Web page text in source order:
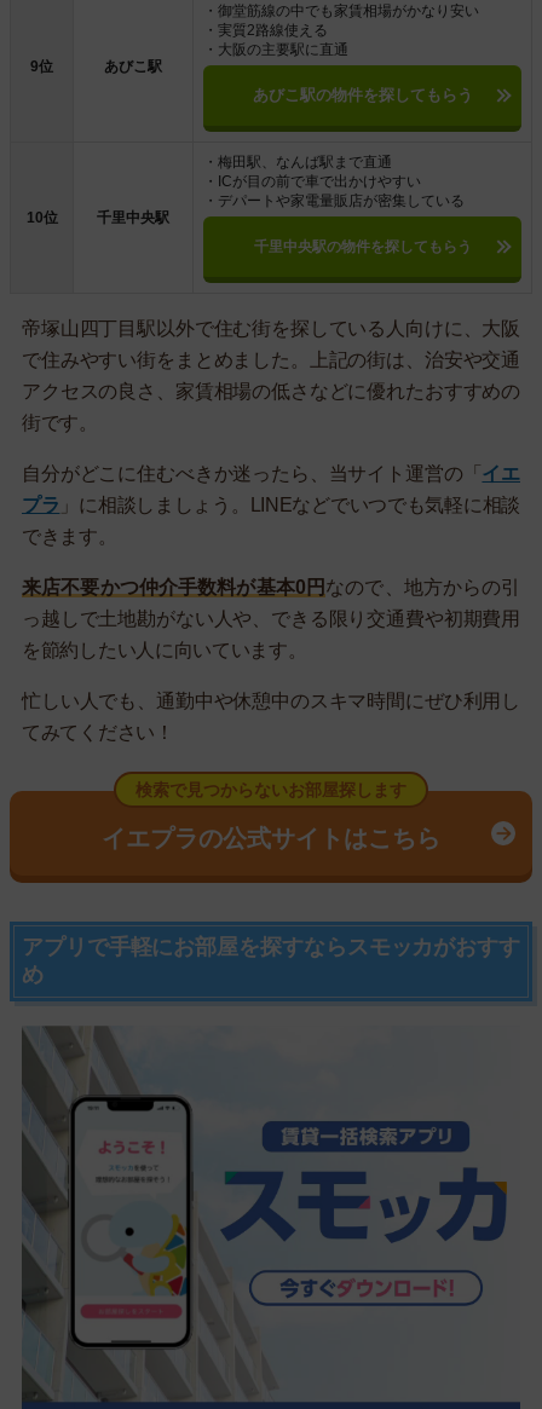
9位 あびこ駅
・御堂筋線の中でも家賃相場がかなり安い
・実質2路線使える
・大阪の主要駅に直通
あびこ駅の物件を探してもらう
10位 千里中央駅
・梅田駅、なんば駅まで直通
・ICが目の前で車で出かけやすい
・デパートや家電量販店が密集している
千里中央駅の物件を探してもらう
帝塚山四丁目駅以外で住む街を探している人向けに、大阪
で住みやすい街をまとめました。上記の街は、治安や交通
アクセスの良さ、家賃相場の低さなどに優れたおすすめの
街です。
自分がどこに住むべきか迷ったら、当サイト運営の「 イエ
プラ 」に相談しましょう。LINEなどでいつでも気軽に相談
できます。
来店不要かつ仲介手数料が基本0円 なので、地方からの引
っ越しで土地勘がない人や、できる限り交通費や初期費用
を節約したい人に向いています。
忙しい人でも、通勤中や休憩中のスキマ時間にぜひ利用し
てみてください！
検索で見つからないお部屋探します
イエプラの公式サイトはこちら
アプリで手軽にお部屋を探すならスモッカがおすす
め